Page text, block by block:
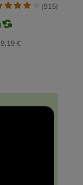
9,19 €
(915)